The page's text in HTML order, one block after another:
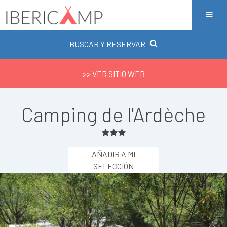
BUSCAR Y RESERVAR
>> VER SITIO WEB
Camping de l'Ardèche
AÑADIR A MI
SELECCIÓN